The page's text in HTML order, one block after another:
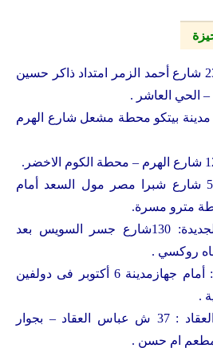
رنين فرع م.نصر: 23 شارع أحمد الزمر امتداد ذاكر حسين
الحي العاشر .
رنين فرع الهرم:32 مدينة بيتكو محطة مشعل شارع الهرم
رنين فرع شبرا: 53 شارع شبرا مصر مول السعد أمام
مترو مسرة.
رنين فرع مصر الجديدة: 130شارع جسر السويس بعد
روكسي .
رنين فرع 6أكتوبر : أمام جهازمدينة 6 أكتوبر فى دولفين
.
رنين فرع عباس_العقاد : 37 ش عباس العقاد – بجوار
مطعم ام حسن .